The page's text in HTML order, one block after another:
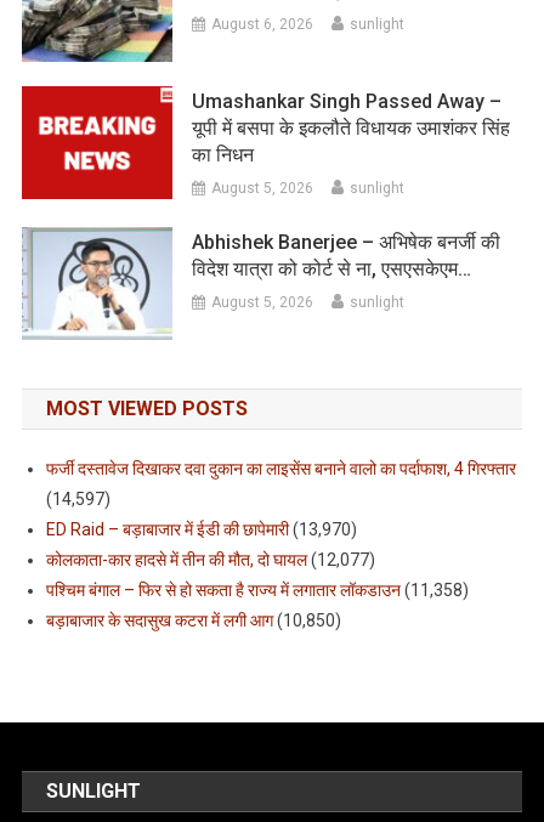
August 6, 2026 sunlight
Umashankar Singh Passed Away –
यूपी में बसपा के इकलौते विधायक उमाशंकर सिंह
का निधन
August 5, 2026 sunlight
Abhishek Banerjee – अभिषेक बनर्जी की
विदेश यात्रा को कोर्ट से ना, एसएसकेएम…
August 5, 2026 sunlight
MOST VIEWED POSTS
फर्जी दस्तावेज दिखाकर दवा दुकान का लाइसेंस बनाने वालो का पर्दाफाश, 4 गिरफ्तार
(14,597)
ED Raid – बड़ाबाजार में ईडी की छापेमारी(13,970)
कोलकाता-कार हादसे में तीन की मौत, दो घायल(12,077)
पश्चिम बंगाल – फिर से हो सकता है राज्य में लगातार लॉकडाउन(11,358)
बड़ाबाजार के सदासुख कटरा में लगी आग(10,850)
SUNLIGHT